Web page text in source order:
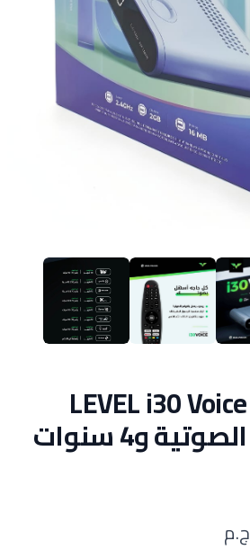
رسيفر ليفيل LEVEL i30 Voice
بميزة الأوامر الصوتية و4 سنوات
ج.م